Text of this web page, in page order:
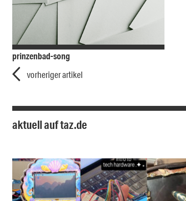
prinzenbad-song
vorheriger artikel
aktuell auf taz.de